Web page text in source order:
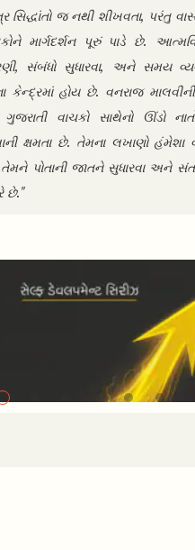
સિદ્ધાંતો જ નથી શીખવતા, પરંતુ
માર્ગદર્શન પૂરું પાડે છે.
સંબંધો સુધારવા, અને સમય
કેન્દ્રમાં હોય છે. વનરાજ
વાચકો સાથેનો ઊંડો
ક્ષમતા છે. તેમના લખાણો હંમેશા
પોતાની જાતને સુધારવા અને
છે."